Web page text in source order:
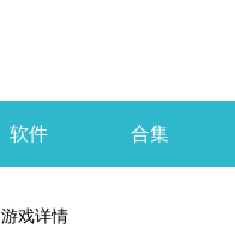
软件 合集
游戏详情